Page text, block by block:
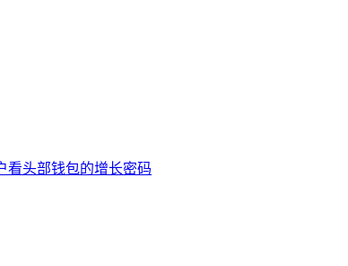
看头部钱包的增长密码